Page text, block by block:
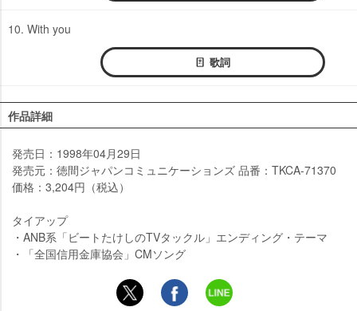
10. With you
歌詞
作品詳細
発売日：1998年04月29日
発売元：徳間ジャパンコミュニケーションズ 品番：TKCA-71370
価格：3,204円（税込）
タイアップ
・ANB系「ビートたけしのTVタックル」エンディング・テーマ
・「全国信用金庫協会」CMソング